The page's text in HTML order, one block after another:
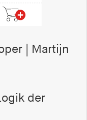
| Martijn
der